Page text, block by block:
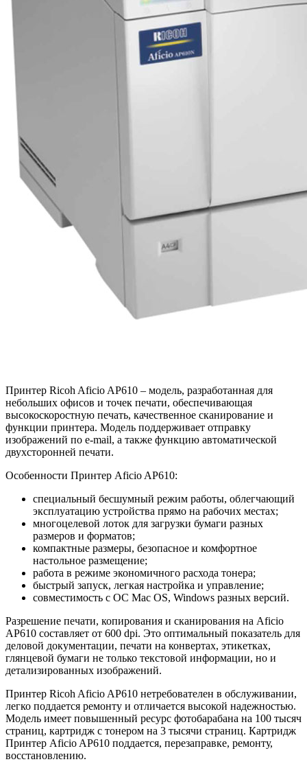
Принтер Ricoh Aficio AP610 – модель, разработанная для
небольших офисов и точек печати, обеспечивающая
высокоскоростную печать, качественное сканирование и
функции принтера. Модель поддерживает отправку
изображений по e-mail, а также функцию автоматической
двухсторонней печати.
Особенности Принтер Aficio AP610:
специальный бесшумный режим работы, облегчающий
эксплуатацию устройства прямо на рабочих местах;
многоцелевой лоток для загрузки бумаги разных
размеров и форматов;
компактные размеры, безопасное и комфортное
настольное размещение;
работа в режиме экономичного расхода тонера;
быстрый запуск, легкая настройка и управление;
совместимость с ОС Mac OS, Windows разных версий.
Разрешение печати, копирования и сканирования на Aficio
AP610 составляет от 600 dpi. Это оптимальный показатель для
деловой документации, печати на конвертах, этикетках,
глянцевой бумаги не только текстовой информации, но и
детализированных изображений.
Принтер Ricoh Aficio AP610 нетребователен в обслуживании,
легко поддается ремонту и отличается высокой надежностью.
Модель имеет повышенный ресурс фотобарабана на 100 тысяч
страниц, картридж с тонером на 3 тысячи страниц. Картридж
Принтер Aficio AP610 поддается, перезаправке, ремонту,
восстановлению.